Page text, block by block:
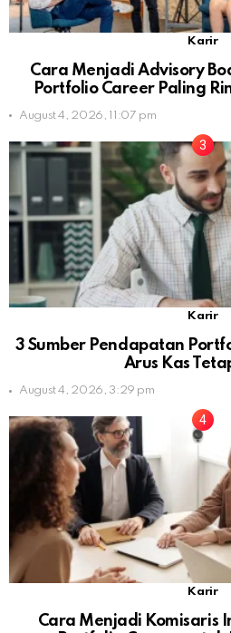
Karir
Cara Menjadi Advisory
Portfolio Career Paling
August 4, 2026, 11:07 pm
Karir
3 Sumber Pendapatan
Arus Kas
August 4, 2026, 3:29 pm
Karir
Cara Menjadi Komisaris